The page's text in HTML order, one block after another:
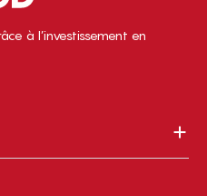
à l’investissement en